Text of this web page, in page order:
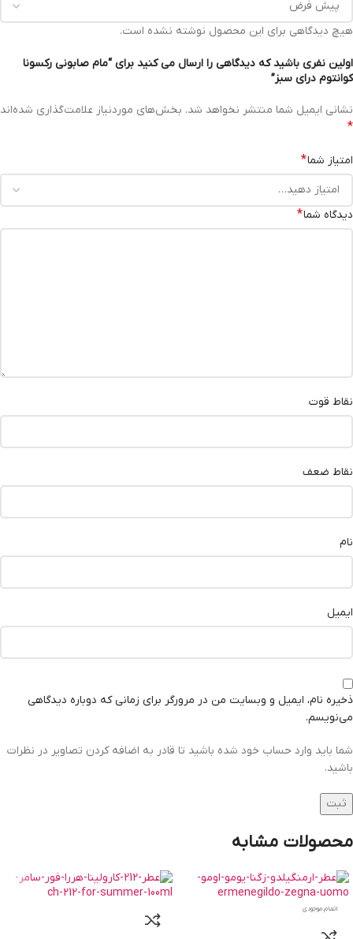
هیچ دیدگاهی برای این محصول نوشته نشده است.
اولین نفری باشید که دیدگاهی را ارسال می کنید برای “مام صابونی رکسونا
کوانتوم درای سبز”
نشانی ایمیل شما منتشر نخواهد شد. بخش‌های موردنیاز علامت‌گذاری شده‌اند
*
امتیاز شما*
دیدگاه شما*
نقاط قوت
نقاط ضعف
نام
ایمیل
ذخیره نام، ایمیل و وبسایت من در مرورگر برای زمانی که دوباره دیدگاهی
می‌نویسم.
شما باید وارد حساب خود شده باشید تا قادر به اضافه کردن تصاویر در نظرات
باشید.
محصولات مشابه
اتمام موجودی